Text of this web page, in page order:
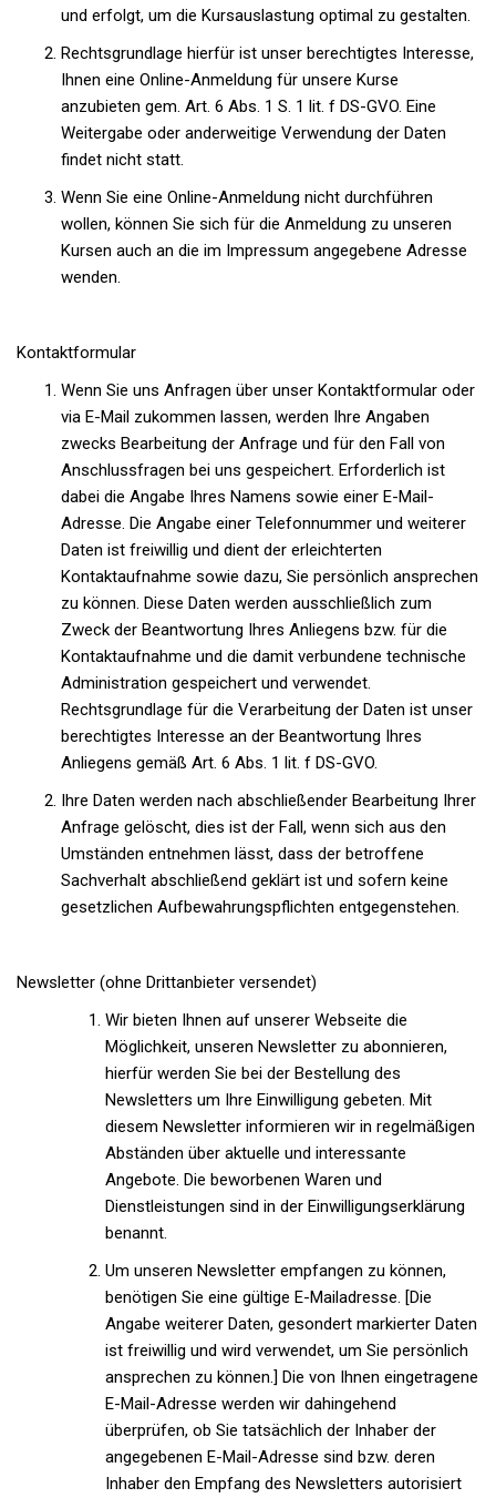
und erfolgt, um die Kursauslastung optimal zu gestalten.
Rechtsgrundlage hierfür ist unser berechtigtes Interesse,
Ihnen eine Online-Anmeldung für unsere Kurse
anzubieten gem. Art. 6 Abs. 1 S. 1 lit. f DS-GVO. Eine
Weitergabe oder anderweitige Verwendung der Daten
findet nicht statt.
Wenn Sie eine Online-Anmeldung nicht durchführen
wollen, können Sie sich für die Anmeldung zu unseren
Kursen auch an die im Impressum angegebene Adresse
wenden.
Kontaktformular
Wenn Sie uns Anfragen über unser Kontaktformular oder
via E-Mail zukommen lassen, werden Ihre Angaben
zwecks Bearbeitung der Anfrage und für den Fall von
Anschlussfragen bei uns gespeichert. Erforderlich ist
dabei die Angabe Ihres Namens sowie einer E-Mail-
Adresse. Die Angabe einer Telefonnummer und weiterer
Daten ist freiwillig und dient der erleichterten
Kontaktaufnahme sowie dazu, Sie persönlich ansprechen
zu können. Diese Daten werden ausschließlich zum
Zweck der Beantwortung Ihres Anliegens bzw. für die
Kontaktaufnahme und die damit verbundene technische
Administration gespeichert und verwendet.
Rechtsgrundlage für die Verarbeitung der Daten ist unser
berechtigtes Interesse an der Beantwortung Ihres
Anliegens gemäß Art. 6 Abs. 1 lit. f DS-GVO.
Ihre Daten werden nach abschließender Bearbeitung Ihrer
Anfrage gelöscht, dies ist der Fall, wenn sich aus den
Umständen entnehmen lässt, dass der betroffene
Sachverhalt abschließend geklärt ist und sofern keine
gesetzlichen Aufbewahrungspflichten entgegenstehen.
Newsletter (ohne Drittanbieter versendet)
Wir bieten Ihnen auf unserer Webseite die
Möglichkeit, unseren Newsletter zu abonnieren,
hierfür werden Sie bei der Bestellung des
Newsletters um Ihre Einwilligung gebeten. Mit
diesem Newsletter informieren wir in regelmäßigen
Abständen über aktuelle und interessante
Angebote. Die beworbenen Waren und
Dienstleistungen sind in der Einwilligungserklärung
benannt.
Um unseren Newsletter empfangen zu können,
benötigen Sie eine gültige E-Mailadresse. [Die
Angabe weiterer Daten, gesondert markierter Daten
ist freiwillig und wird verwendet, um Sie persönlich
ansprechen zu können.] Die von Ihnen eingetragene
E-Mail-Adresse werden wir dahingehend
überprüfen, ob Sie tatsächlich der Inhaber der
angegebenen E-Mail-Adresse sind bzw. deren
Inhaber den Empfang des Newsletters autorisiert